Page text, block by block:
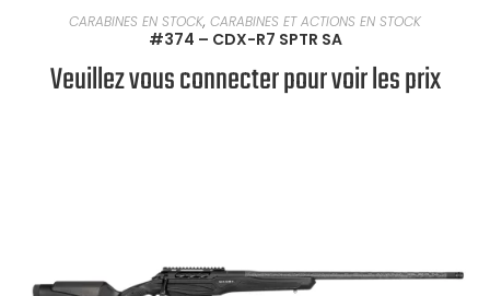
EN SAVOIR PLUS
CARABINES EN STOCK, CARABINES ET ACTIONS EN STOCK
#374 – CDX-R7 SPTR SA
Veuillez vous connecter pour voir les prix